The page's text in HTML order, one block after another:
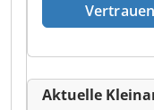
Aktuelle